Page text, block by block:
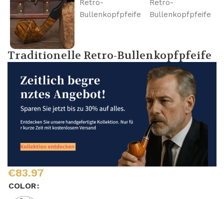
Traditionelle Retro-Bullenkopfpfeife
€83.97
COLOR